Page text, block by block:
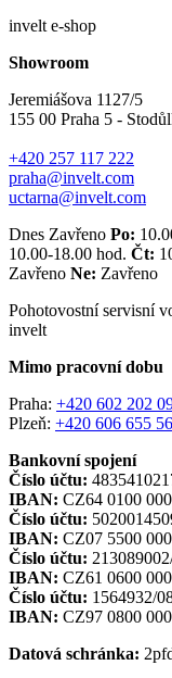
invelt e-shop
Showroom
Jeremiášova 1127/5
155 00 Praha 5 -
+420 257 117 222
praha@invelt.com
uctarna@invelt.com
Dnes Zavřeno Po:
10.00-18.00 hod. Čt:
Zavřeno Ne: Zavřeno
Pohotovostní servisní
invelt
Mimo pracovní dobu
Praha: +420 602 202
Plzeň: +420 606 655
Bankovní spojení
Číslo účtu:
IBAN: CZ64 0100
Číslo účtu:
IBAN: CZ07 5500
Číslo účtu:
IBAN: CZ61 0600
Číslo účtu: 1564932/
IBAN: CZ97 0800
Datová schránka: